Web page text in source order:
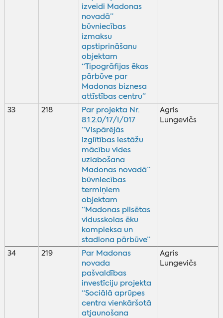
izveidi Madonas
novadā”
būvniecības
izmaksu
apstiprināšanu
objektam
“Tipogrāfijas ēkas
pārbūve par
Madonas biznesa
attīstības centru”
33 218
Par projekta Nr.
8.1.2.0/17/I/017
“Vispārējās
izglītības iestāžu
mācību vides
uzlabošana
Madonas novadā”
būvniecības
termiņiem
objektam
“Madonas pilsētas
vidusskolas ēku
kompleksa un
stadiona pārbūve”
Agris
Lungevičs
34 219
Par Madonas
novada
pašvaldības
investīciju projekta
“Sociālā aprūpes
centra vienkāršotā
atjaunošana
Agris
Lungevičs